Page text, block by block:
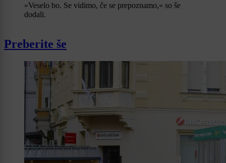
»Veselo bo. Se vidimo, če se prepoznamo,« so še
dodali.
Preberite še